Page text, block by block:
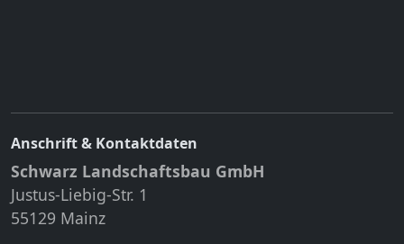
Anschrift & Kontaktdaten
Schwarz Landschaftsbau GmbH
Justus-Liebig-Str. 1
55129 Mainz